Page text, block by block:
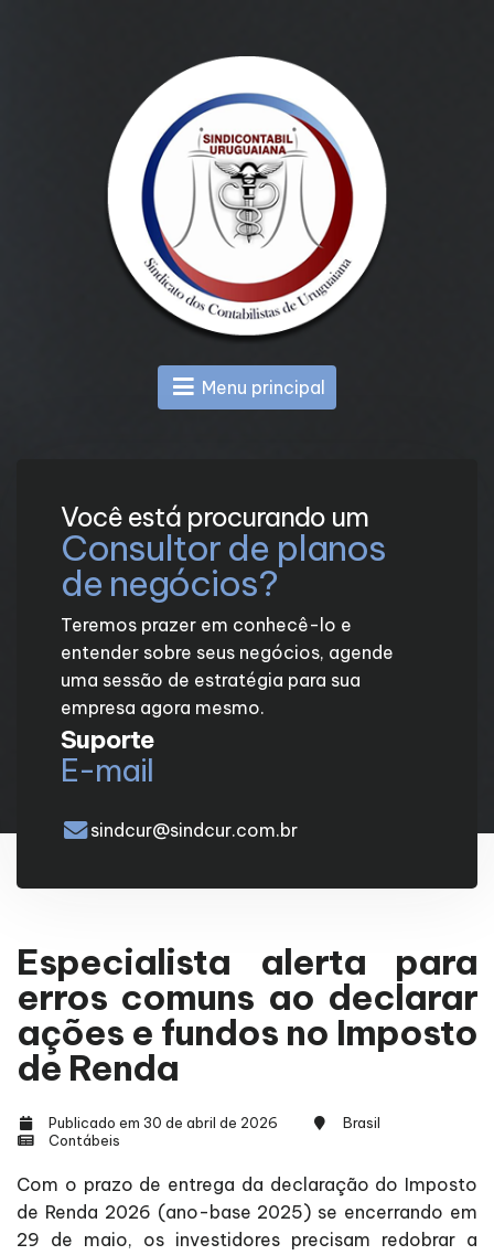
Menu principal
Você está procurando um
Consultor de planos
de negócios?
Teremos prazer em conhecê-lo e
entender sobre seus negócios, agende
uma sessão de estratégia para sua
empresa agora mesmo.
Suporte
E-mail
sindcur@sindcur.com.br
Especialista alerta para
erros comuns ao declarar
ações e fundos no Imposto
de Renda
Publicado em 30 de abril de 2026
Brasil
Contábeis
Com o prazo de entrega da declaração do Imposto
de Renda 2026 (ano-base 2025) se encerrando em
29 de maio, os investidores precisam redobrar a